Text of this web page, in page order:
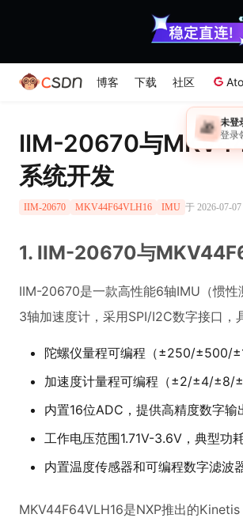
博客 下载 社区
🎁 未登
登录
IIM-20670与
系统开发
IIM-20670 MKV44F64VLH16 IMU 于 2026-07-
1. IIM-20670与
IIM-20670是一款高性能6轴IMU（惯
3轴加速度计，采用SPI/I2C数字接口，
陀螺仪量程可编程（±250/±500/
加速度计量程可编程（±2/±4/±8/
内置16位ADC，提供高精度数字输
工作电压范围1.71V-3.6V，典型功
内置温度传感器和可编程数字滤波
MKV44F64VLH16是NXP推出的